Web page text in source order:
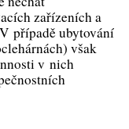
zařízeních a
případě ubytování
však
v nich